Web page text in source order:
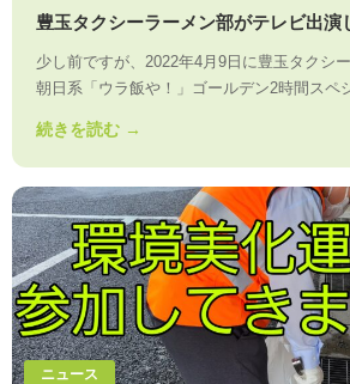
豊玉タクシーラーメン部がテレビ出演
少し前ですが、2022年4月9日に豊玉タクシ
朝日系「ウラ飯や！」ゴールデン2時間ス
続きを読む →
ニュース